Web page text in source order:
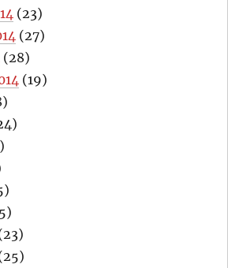
(23)
(27)
(28)
(19)